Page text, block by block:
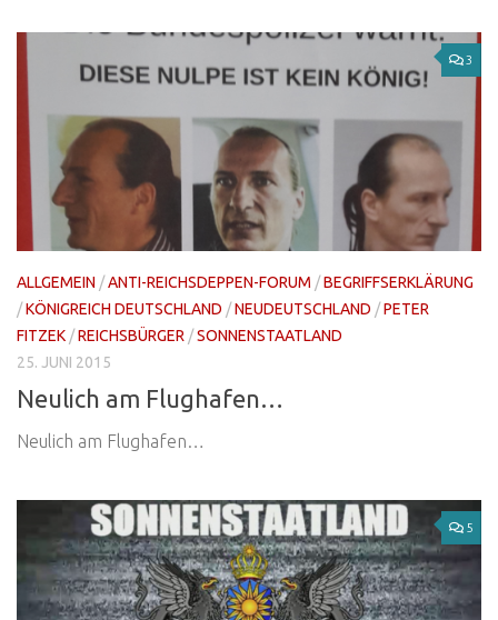
3
ALLGEMEIN /ANTI-REICHSDEPPEN-FORUM /BEGRIFFSERKLÄRUNG
/KÖNIGREICH DEUTSCHLAND /NEUDEUTSCHLAND /PETER
FITZEK /REICHSBÜRGER /SONNENSTAATLAND
25. JUNI 2015
Neulich am Flughafen…
Neulich am Flughafen…
5